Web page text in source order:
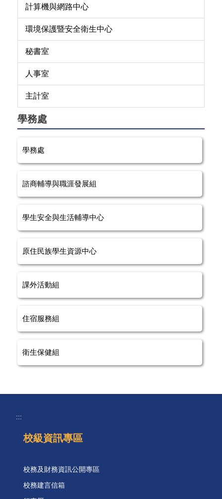
計算機與網路中心
環境保護暨安全衛生中心
秘書室
人事室
主計室
學務處
學務處
諮商輔導與職涯發展組
學生安全與生活輔導中心
原住民族學生資源中心
課外活動組
住宿服務組
衛生保健組
:::
校級資訊專區
校務及財務資訊公開專區
校務建言信箱